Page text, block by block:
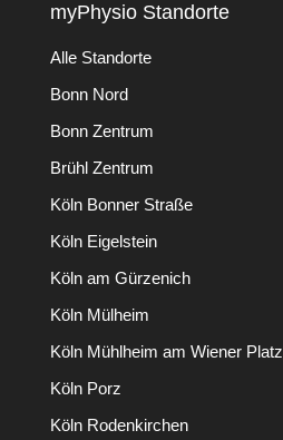
myPhysio Standorte
Alle Standorte
Bonn Nord
Bonn Zentrum
Brühl Zentrum
Köln Bonner Straße
Köln Eigelstein
Köln am Gürzenich
Köln Mülheim
Köln Mühlheim am Wiener Platz
Köln Porz
Köln Rodenkirchen